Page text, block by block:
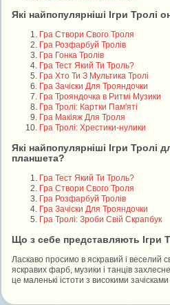
Які найпопулярніші Ігри Тролі
Гра Створи Свого Троля
Гра Розфарбуй Тролів
Гра Гонка Тролів
Гра Тест Який Ти Троль?
Гра Хто Ти З Мультика Тролі
Гра Зачіски Для Трояндочки
Гра Трояндочка в Ритмі Музики
Гра Тролі: Картки Пам'яті
Гра Макіяж Для Троля
Гра Тролі: Хрестики-нулики
Які найпопулярніші Ігри Тролі
планшета?
Гра Тест Який Ти Троль?
Гра Створи Свого Троля
Гра Розфарбуй Тролів
Гра Зачіски Для Трояндочки
Гра Тролі: Зроби Свій Скрапбук
Що з себе представляють Ігри
Ласкаво просимо в яскравий і веселий
яскравих фарб, музики і танців захлесне
це маленькі істоти з високими